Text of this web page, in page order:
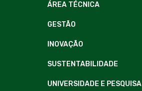
ÁREA TÉCNICA
GESTÃO
INOVAÇÃO
SUSTENTABILIDADE
UNIVERSIDADE E PESQUISA